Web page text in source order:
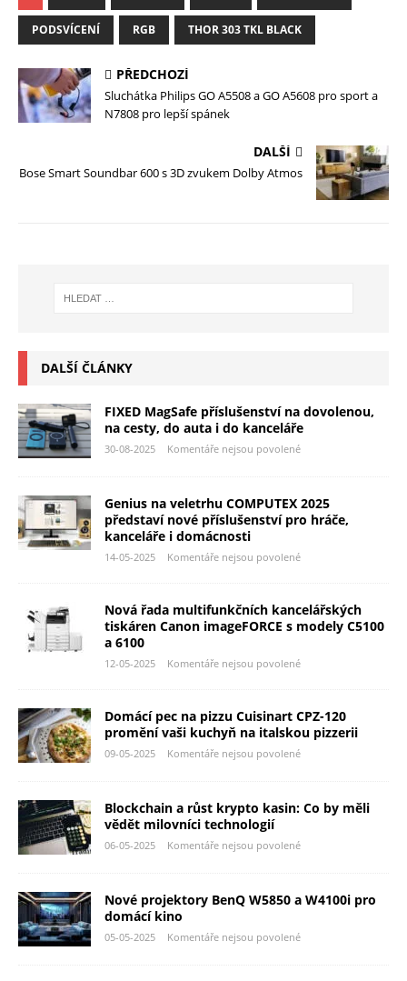
PODSVÍCENÍ RGB THOR 303 TKL BLACK
PŘEDCHOZÍ
Sluchátka Philips GO A5508 a GO A5608 pro sport a
N7808 pro lepší spánek
DALŠÍ
Bose Smart Soundbar 600 s 3D zvukem Dolby Atmos
DALŠÍ ČLÁNKY
FIXED MagSafe příslušenství na dovolenou,
na cesty, do auta i do kanceláře
30-08-2025 Komentáře nejsou povolené
Genius na veletrhu COMPUTEX 2025
představí nové příslušenství pro hráče,
kanceláře i domácnosti
14-05-2025 Komentáře nejsou povolené
Nová řada multifunkčních kancelářských
tiskáren Canon imageFORCE s modely C5100
a 6100
12-05-2025 Komentáře nejsou povolené
Domácí pec na pizzu Cuisinart CPZ-120
promění vaši kuchyň na italskou pizzerii
09-05-2025 Komentáře nejsou povolené
Blockchain a růst krypto kasin: Co by měli
vědět milovníci technologií
06-05-2025 Komentáře nejsou povolené
Nové projektory BenQ W5850 a W4100i pro
domácí kino
05-05-2025 Komentáře nejsou povolené